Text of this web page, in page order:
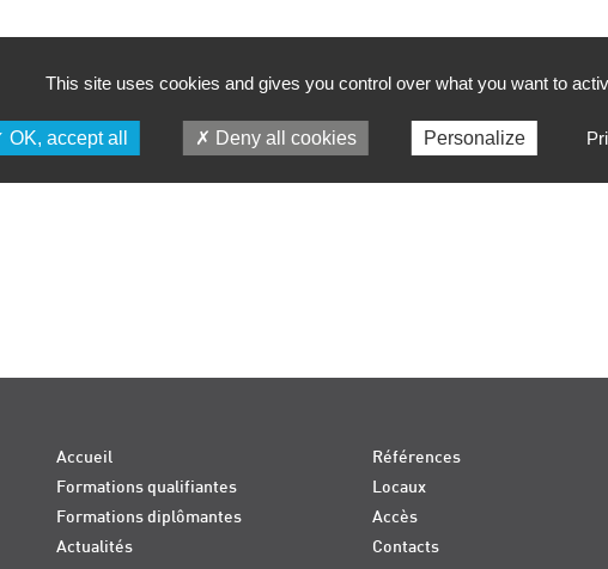
Accueil
Formations qualifiantes
Formations diplômantes
Actualités
Références
Locaux
Accès
Contacts
This site uses cookies and gives you control over what you want to
OK, accept all Deny all cookies Personalize